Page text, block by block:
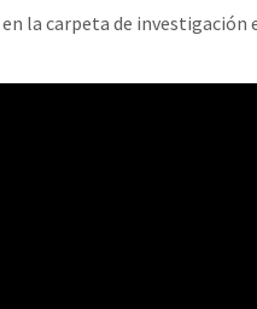
la carpeta de investigación